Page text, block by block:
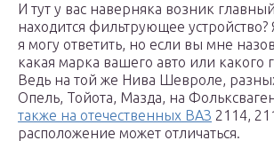
И тут у вас наверняка возник
находится фильтрующее
я могу ответить, но если вы мне
какая марка вашего авто или какого
Ведь на той же Нива Шевроле,
Опель, Тойота, Мазда, на
также на отечественных ВАЗ 2114,
расположение может отличаться.